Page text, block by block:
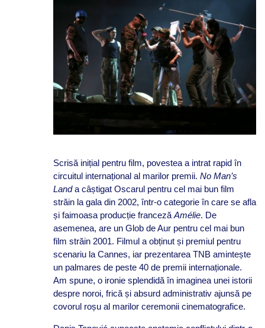
Scrisă inițial pentru film, povestea a intrat rapid în
circuitul internațional al marilor premii. No Man’s
Landa câștigat Oscarul pentru cel mai bun film
străin la gala din 2002, într-o categorie în care se afla
și faimoasa producție francezăAmélie. De
asemenea, are un Glob de Aur pentru cel mai bun
film străin 2001. Filmul a obținut și premiul pentru
scenariu la Cannes, iar prezentarea TNB amintește
un palmares de peste 40 de premii internaționale.
Am spune, o ironie splendidă în imaginea unei istorii
despre noroi, frică și absurd administrativ ajunsă pe
covorul roșu al marilor ceremonii cinematografice.